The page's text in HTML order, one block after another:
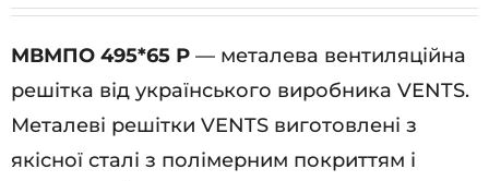
МВМПО 495*65 Р — металева вентиляційна
решітка від українського виробника VENTS.
Металеві решітки VENTS виготовлені з
якісної сталі з полімерним покриттям і